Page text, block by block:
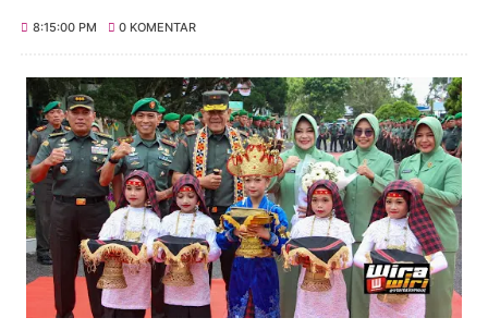
8:15:00 PM 0 KOMENTAR